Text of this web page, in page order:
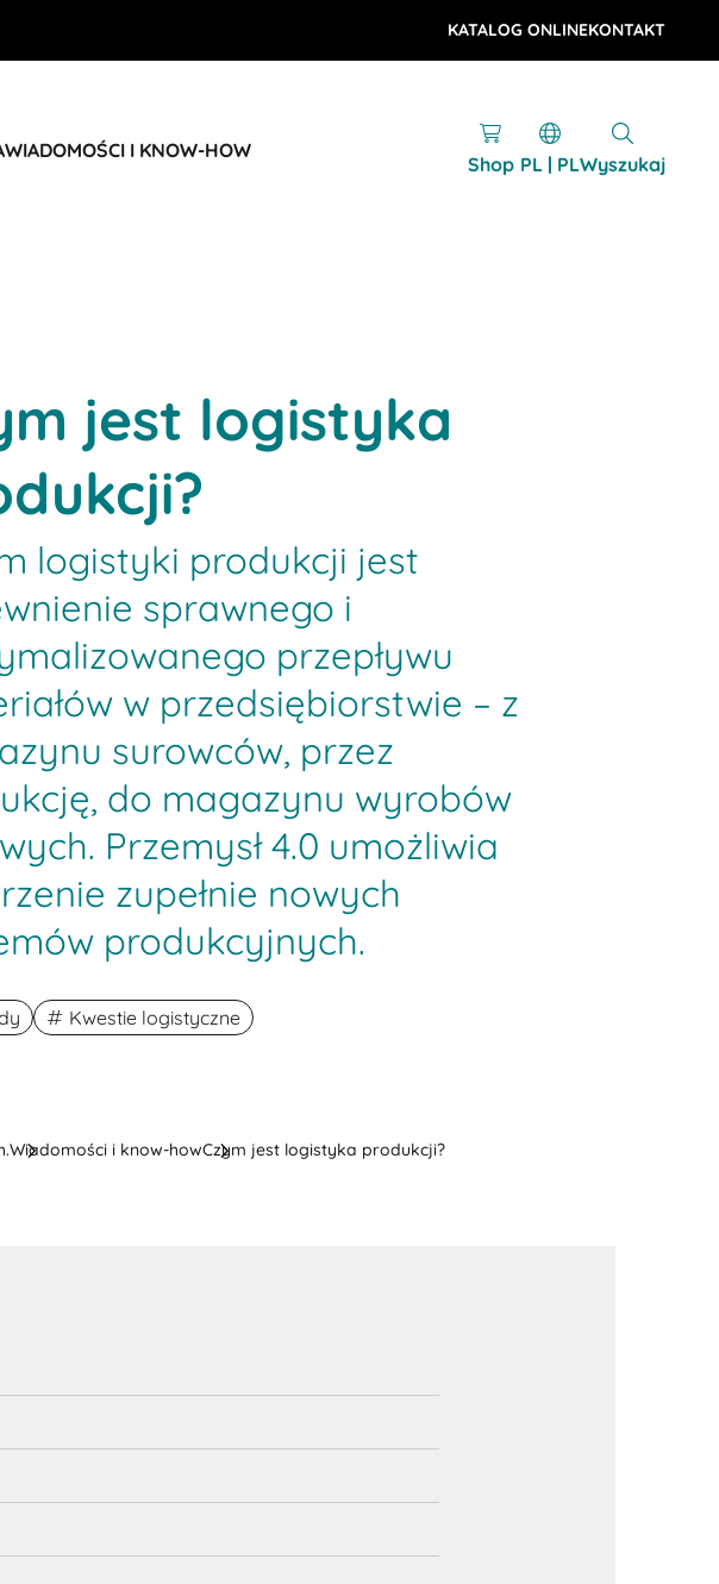
KATALOG ONLINEKONTAKT
WIADOMOŚCI I KNOW-HOW
Shop PL | PLWyszukaj
jest logistyka
logistyki produkcji jest
sprawnego i
przepływu
w przedsiębiorstwie – z
surowców, przez
do magazynu wyrobów
Przemysł 4.0 umożliwia
zupełnie nowych
produkcyjnych.
Kwestie logistyczne
Wiadomości i know-howCzym jest logistyka produkcji?